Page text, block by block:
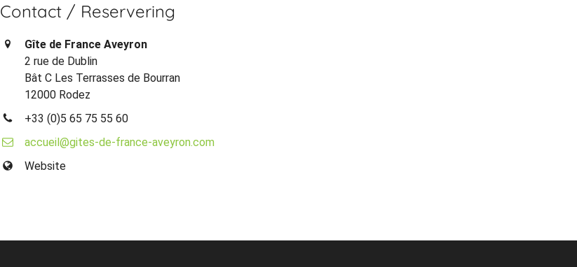
Contact / Reservering
Gîte de France Aveyron
2 rue de Dublin
Bât C Les Terrasses de Bourran
12000 Rodez
+33 (0)5 65 75 55 60
accueil@gites-de-france-aveyron.com
Website